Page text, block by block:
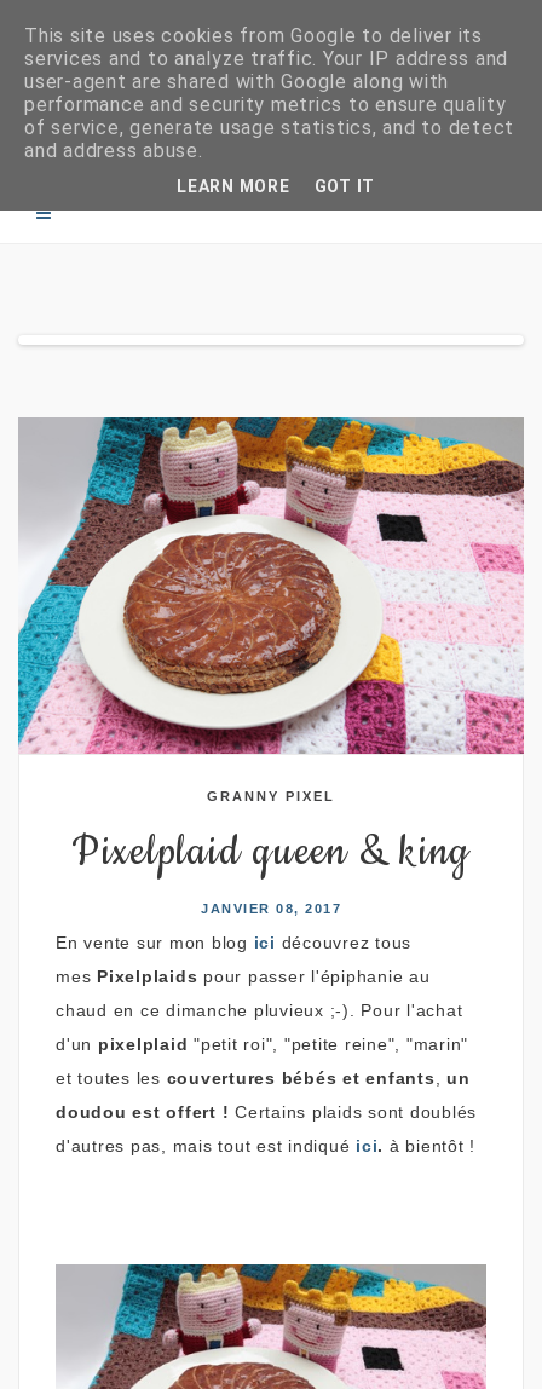
GRANNY PIXEL
Pixelplaid queen & king
JANVIER 08, 2017
En vente sur mon blog ici découvrez tous
mes Pixelplaids pour passer l'épiphanie au
chaud en ce dimanche pluvieux ;-). Pour l'achat
d'un pixelplaid "petit roi", "petite reine", "marin"
et toutes les couvertures bébés et enfants, un
doudou est offert ! Certains plaids sont doublés
d'autres pas, mais tout est indiqué ici. à bientôt !
This site uses cookies from Google to deliver its
services and to analyze traffic. Your IP address and
user-agent are shared with Google along with
performance and security metrics to ensure quality
of service, generate usage statistics, and to detect
and address abuse.
LEARN MORE GOT IT